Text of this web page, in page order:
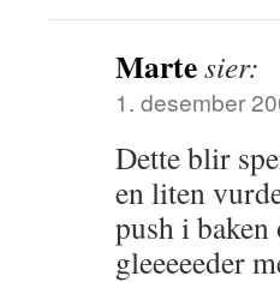
Martesier:
1. desember
Dette blir
en liten
push i
gleeeeeder